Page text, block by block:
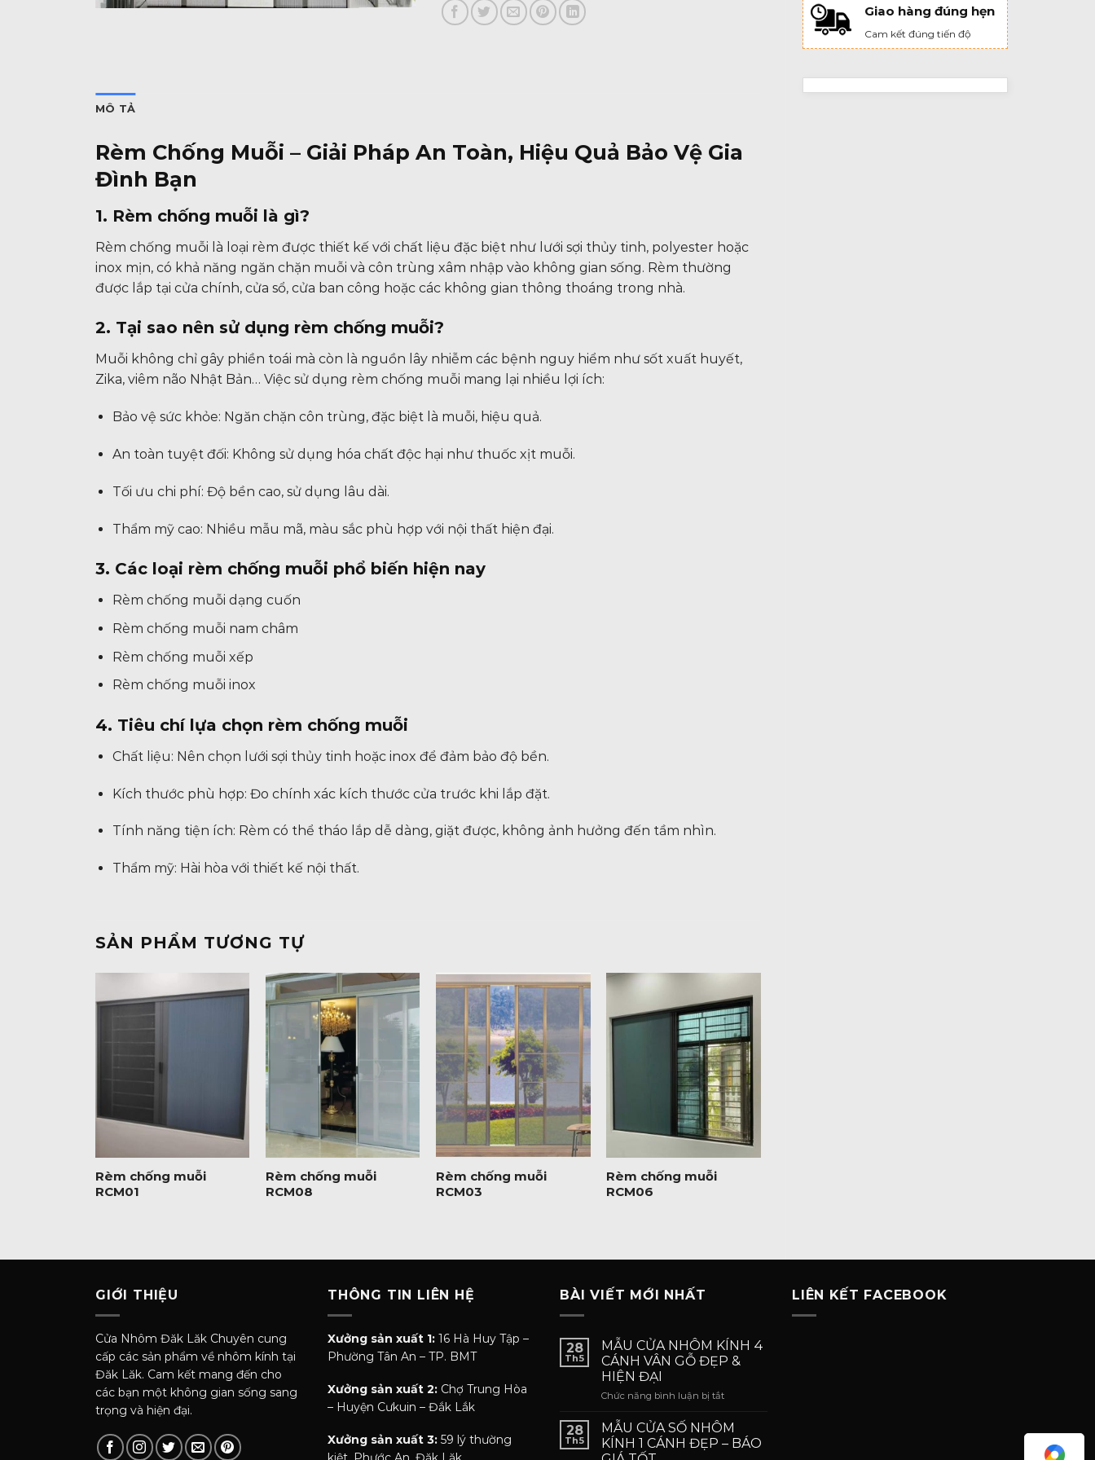
Giao hàng đúng hẹn
Cam kết đúng tiến độ
MÔ TẢ
Rèm Chống Muỗi – Giải Pháp An Toàn, Hiệu Quả Bảo Vệ Gia
Đình Bạn
1. Rèm chống muỗi là gì?
Rèm chống muỗi là loại rèm được thiết kế với chất liệu đặc biệt như lưới sợi thủy tinh, polyester hoặc
inox mịn, có khả năng ngăn chặn muỗi và côn trùng xâm nhập vào không gian sống. Rèm thường
được lắp tại cửa chính, cửa sổ, cửa ban công hoặc các không gian thông thoáng trong nhà.
2. Tại sao nên sử dụng rèm chống muỗi?
Muỗi không chỉ gây phiền toái mà còn là nguồn lây nhiễm các bệnh nguy hiểm như sốt xuất huyết,
Zika, viêm não Nhật Bản… Việc sử dụng rèm chống muỗi mang lại nhiều lợi ích:
Bảo vệ sức khỏe: Ngăn chặn côn trùng, đặc biệt là muỗi, hiệu quả.
An toàn tuyệt đối: Không sử dụng hóa chất độc hại như thuốc xịt muỗi.
Tối ưu chi phí: Độ bền cao, sử dụng lâu dài.
Thẩm mỹ cao: Nhiều mẫu mã, màu sắc phù hợp với nội thất hiện đại.
3. Các loại rèm chống muỗi phổ biến hiện nay
Rèm chống muỗi dạng cuốn
Rèm chống muỗi nam châm
Rèm chống muỗi xếp
Rèm chống muỗi inox
4. Tiêu chí lựa chọn rèm chống muỗi
Chất liệu: Nên chọn lưới sợi thủy tinh hoặc inox để đảm bảo độ bền.
Kích thước phù hợp: Đo chính xác kích thước cửa trước khi lắp đặt.
Tính năng tiện ích: Rèm có thể tháo lắp dễ dàng, giặt được, không ảnh hưởng đến tầm nhìn.
Thẩm mỹ: Hài hòa với thiết kế nội thất.
SẢN PHẨM TƯƠNG TỰ
Rèm chống muỗi
RCM01
Rèm chống muỗi
RCM08
+
Rèm chống muỗi
RCM03
Rèm chống muỗi
RCM06
GIỚI THIỆU
Cửa Nhôm Đăk Lăk Chuyên cung
cấp các sản phẩm về nhôm kính tại
Đăk Lăk. Cam kết mang đến cho
các bạn một không gian sống sang
trọng và hiện đại.
THÔNG TIN LIÊN HỆ
Xưởng sản xuất 1: 16 Hà Huy Tập –
Phường Tân An – TP. BMT
Xưởng sản xuất 2: Chợ Trung Hòa
– Huyện Cưkuin – Đắk Lắk
Xưởng sản xuất 3: 59 lý thường
BÀI VIẾT MỚI NHẤT
28
Th5
MẪU CỬA NHÔM KÍNH 4
CÁNH VÂN GỖ ĐẸP &
HIỆN ĐẠI
Chức năng bình luận bị tắtở
CỬA
NHÔM
KÍNH
28
Th5
MẪU CỬA SỐ NHÔM
KÍNH 1 CÁNH ĐẸP – BÁO
LIÊN KẾT FACEBOOK